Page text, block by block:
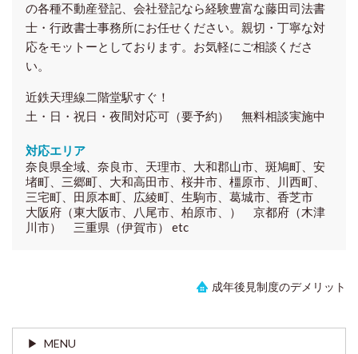
の各種不動産登記、会社登記なら経験豊富な藤田司法書
士・行政書士事務所にお任せください。親切・丁寧な対
応をモットーとしております。お気軽にご相談くださ
い。
近鉄天理線二階堂駅すぐ！
土・日・祝日・夜間対応可（要予約） 無料相談実施中
対応エリア
奈良県全域、奈良市、天理市、大和郡山市、斑鳩町、安
堵町、三郷町、大和高田市、桜井市、橿原市、川西町、
三宅町、田原本町、広綾町、生駒市、葛城市、香芝市
大阪府（東大阪市、八尾市、柏原市、） 京都府（木津
川市） 三重県（伊賀市） etc
成年後見制度のデメリット
MENU